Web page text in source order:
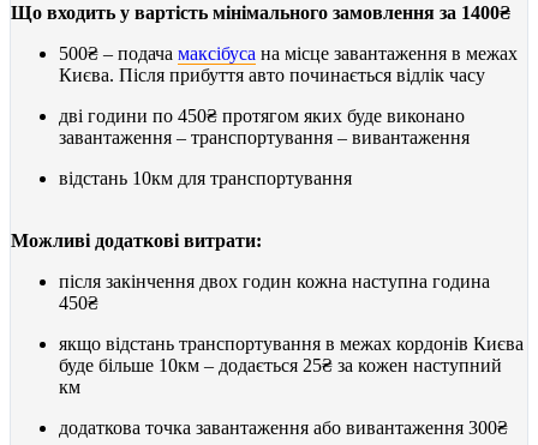
Що входить у вартість мінімального замовлення за 1400₴
500₴ – подача максібуса на місце завантаження в межах
Києва. Після прибуття авто починається відлік часу
дві години по 450₴ протягом яких буде виконано
завантаження – транспортування – вивантаження
відстань 10км для транспортування
Можливі додаткові витрати:
після закінчення двох годин кожна наступна година
450₴
якщо відстань транспортування в межах кордонів Києва
буде більше 10км – додається 25₴ за кожен наступний
км
додаткова точка завантаження або вивантаження 300₴